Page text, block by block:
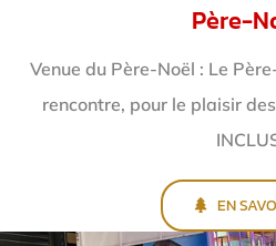
Père-
Venue du Père-Noël : Le
rencontre, pour le plaisir
EN